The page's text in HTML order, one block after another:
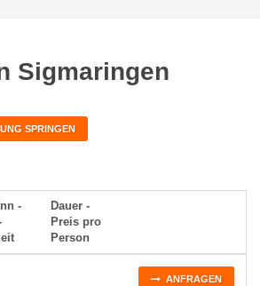
Sigmaringen
SPRINGEN
-
Dauer -
Preis pro
Person
ANFRAGEN